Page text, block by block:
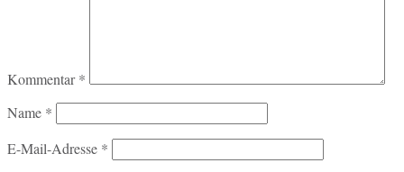
Kommentar*
Name *
E-Mail-Adresse *